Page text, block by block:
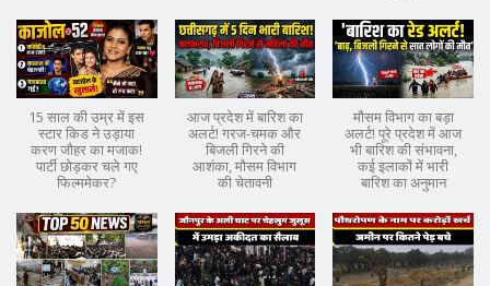
15 साल की उम्र में इस
स्टार किड ने उड़ाया
करण जौहर का मजाक!
पार्टी छोड़कर चले गए
फिल्ममेकर?
आज प्रदेश में बारिश का
अलर्ट! गरज-चमक और
बिजली गिरने की
आशंका, मौसम विभाग
की चेतावनी
मौसम विभाग का बड़ा
अलर्ट! पूरे प्रदेश में आज
भी बारिश की संभावना,
कई इलाकों में भारी
बारिश का अनुमान